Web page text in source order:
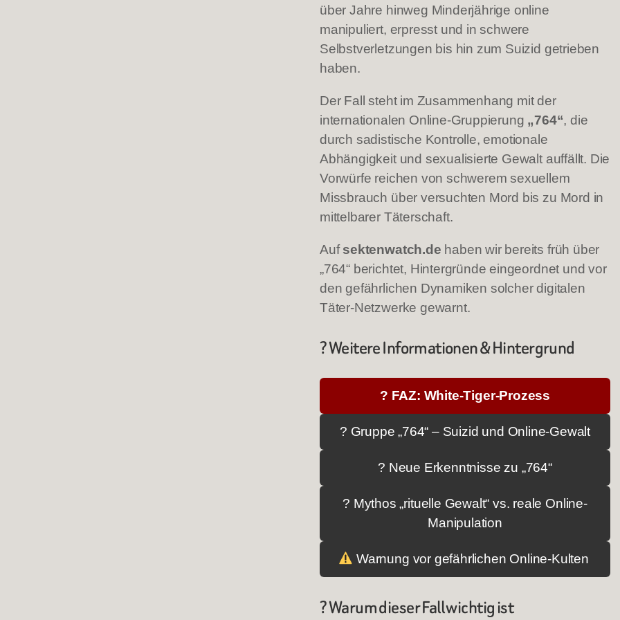
über Jahre hinweg Minderjährige online
manipuliert, erpresst und in schwere
Selbstverletzungen bis hin zum Suizid getrieben
haben.
Der Fall steht im Zusammenhang mit der
internationalen Online-Gruppierung „764“, die
durch sadistische Kontrolle, emotionale
Abhängigkeit und sexualisierte Gewalt auffällt. Die
Vorwürfe reichen von schwerem sexuellem
Missbrauch über versuchten Mord bis zu Mord in
mittelbarer Täterschaft.
Aufsektenwatch.de haben wir bereits früh über
„764“ berichtet, Hintergründe eingeordnet und vor
den gefährlichen Dynamiken solcher digitalen
Täter-Netzwerke gewarnt.
? Weitere Informationen & Hintergrund
? FAZ: White-Tiger-Prozess
? Gruppe „764“ – Suizid und Online-Gewalt
? Neue Erkenntnisse zu „764“
? Mythos „rituelle Gewalt“ vs. reale Online-
Manipulation
Warnung vor gefährlichen Online-Kulten
? Warum dieser Fall wichtig ist